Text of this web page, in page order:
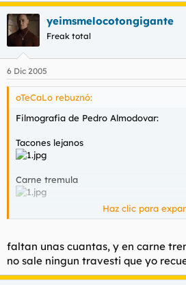
yeimsmelocotongigante
Freak total
6 Dic 2005
oTeCaLo rebuznó:
Filmografia de Pedro Almodovar:
Tacones lejanos
Carne tremula
Todo sobre mi madre
Hable con ella
Haz clic para
faltan unas cuantas, y en carne
no sale ningun travesti que yo